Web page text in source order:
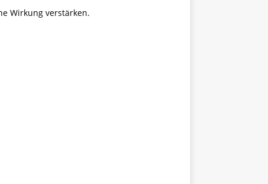
Wirkung verstärken.